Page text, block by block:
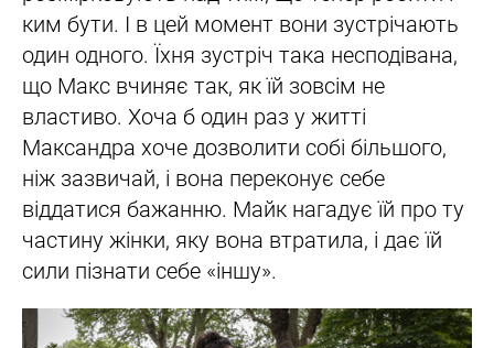
ким бути. І в цей момент вони зустрічають
один одного. Їхня зустріч така несподівана,
що Макс вчиняє так, як їй зовсім не
властиво. Хоча б один раз у житті
Максандра хоче дозволити собі більшого,
ніж зазвичай, і вона переконує себе
віддатися бажанню. Майк нагадує їй про ту
частину жінки, яку вона втратила, і дає їй
сили пізнати себе «іншу».